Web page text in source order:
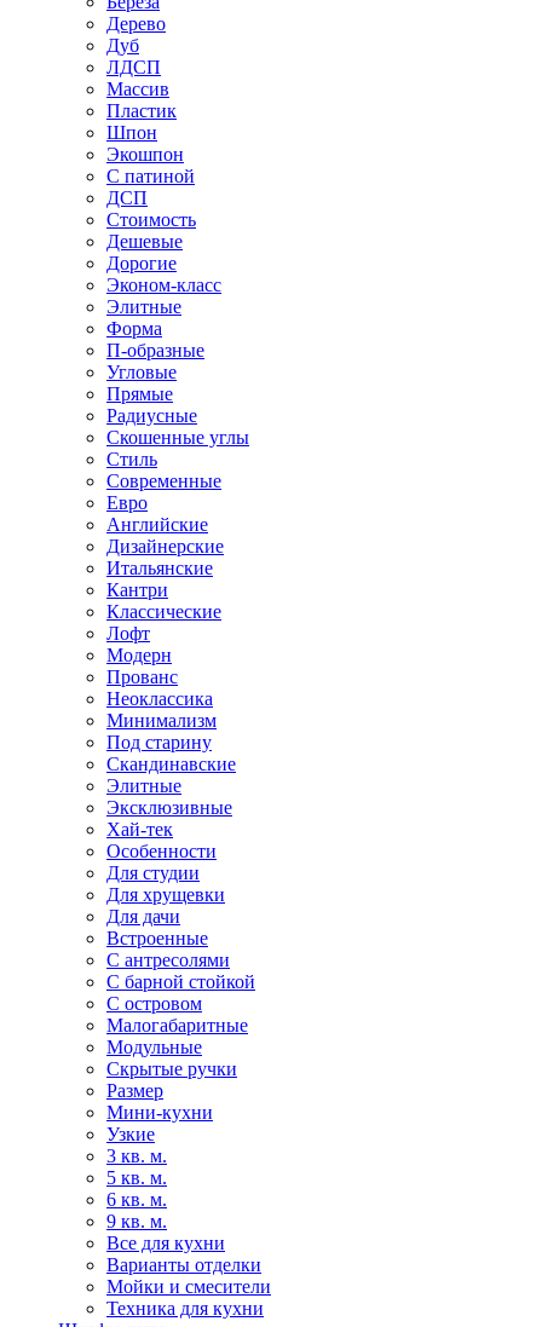
Дерево
Дуб
ЛДСП
Массив
Пластик
Шпон
Экошпон
С патиной
ДСП
Стоимость
Дешевые
Дорогие
Эконом-класс
Элитные
Форма
П-образные
Угловые
Прямые
Радиусные
Скошенные углы
Стиль
Современные
Евро
Английские
Дизайнерские
Итальянские
Кантри
Классические
Лофт
Модерн
Прованс
Неоклассика
Минимализм
Под старину
Скандинавские
Элитные
Эксклюзивные
Хай-тек
Особенности
Для студии
Для хрущевки
Для дачи
Встроенные
С антресолями
С барной стойкой
С островом
Малогабаритные
Модульные
Скрытые ручки
Размер
Мини-кухни
Узкие
3 кв. м.
5 кв. м.
6 кв. м.
9 кв. м.
Все для кухни
Варианты отделки
Мойки и смесители
Техника для кухни